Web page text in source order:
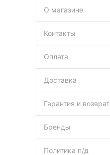
О магазине
Контакты
Оплата
Доставка
Гарантия и возврат
Бренды
Политика п/д